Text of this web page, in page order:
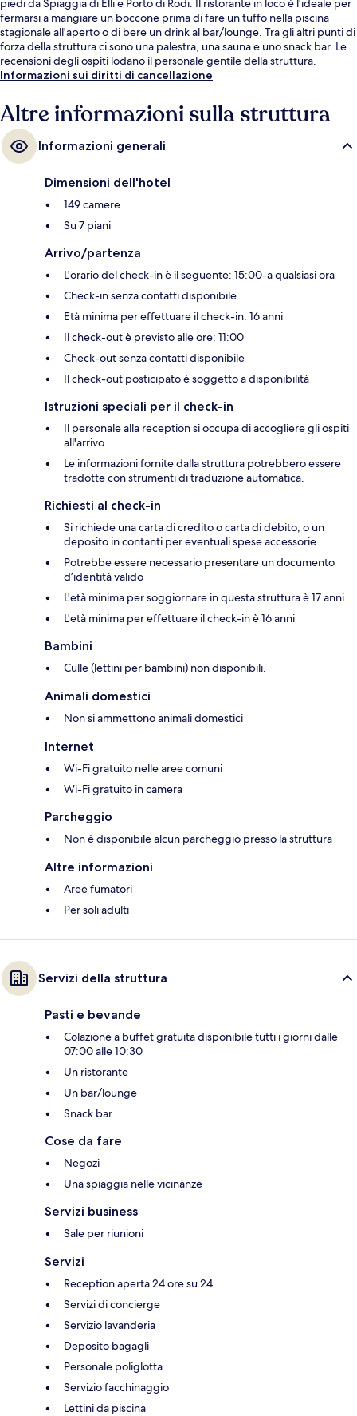
piedi da Spiaggia di Elli e Porto di Rodi. Il ristorante in loco è l'ideale per
fermarsi a mangiare un boccone prima di fare un tuffo nella piscina
stagionale all'aperto o di bere un drink al bar/lounge. Tra gli altri punti di
forza della struttura ci sono una palestra, una sauna e uno snack bar. Le
recensioni degli ospiti lodano il personale gentile della struttura.
Informazioni sui diritti di cancellazione
Altre informazioni sulla struttura
Informazioni generali
Dimensioni dell'hotel
149 camere
Su 7 piani
Arrivo/partenza
L'orario del check-in è il seguente: 15:00-a qualsiasi ora
Check-in senza contatti disponibile
Età minima per effettuare il check-in: 16 anni
Il check-out è previsto alle ore: 11:00
Check-out senza contatti disponibile
Il check-out posticipato è soggetto a disponibilità
Istruzioni speciali per il check-in
Il personale alla reception si occupa di accogliere gli ospiti
all'arrivo.
Le informazioni fornite dalla struttura potrebbero essere
tradotte con strumenti di traduzione automatica.
Richiesti al check-in
Si richiede una carta di credito o carta di debito, o un
deposito in contanti per eventuali spese accessorie
Potrebbe essere necessario presentare un documento
d’identità valido
L'età minima per soggiornare in questa struttura è 17 anni
L'età minima per effettuare il check-in è 16 anni
Bambini
Culle (lettini per bambini) non disponibili.
Animali domestici
Non si ammettono animali domestici
Internet
Wi-Fi gratuito nelle aree comuni
Wi-Fi gratuito in camera
Parcheggio
Non è disponibile alcun parcheggio presso la struttura
Altre informazioni
Aree fumatori
Per soli adulti
Servizi della struttura
Pasti e bevande
Colazione a buffet gratuita disponibile tutti i giorni dalle
07:00 alle 10:30
Un ristorante
Un bar/lounge
Snack bar
Cose da fare
Negozi
Una spiaggia nelle vicinanze
Servizi business
Sale per riunioni
Servizi
Reception aperta 24 ore su 24
Servizi di concierge
Servizio lavanderia
Deposito bagagli
Personale poliglotta
Servizio facchinaggio
Lettini da piscina